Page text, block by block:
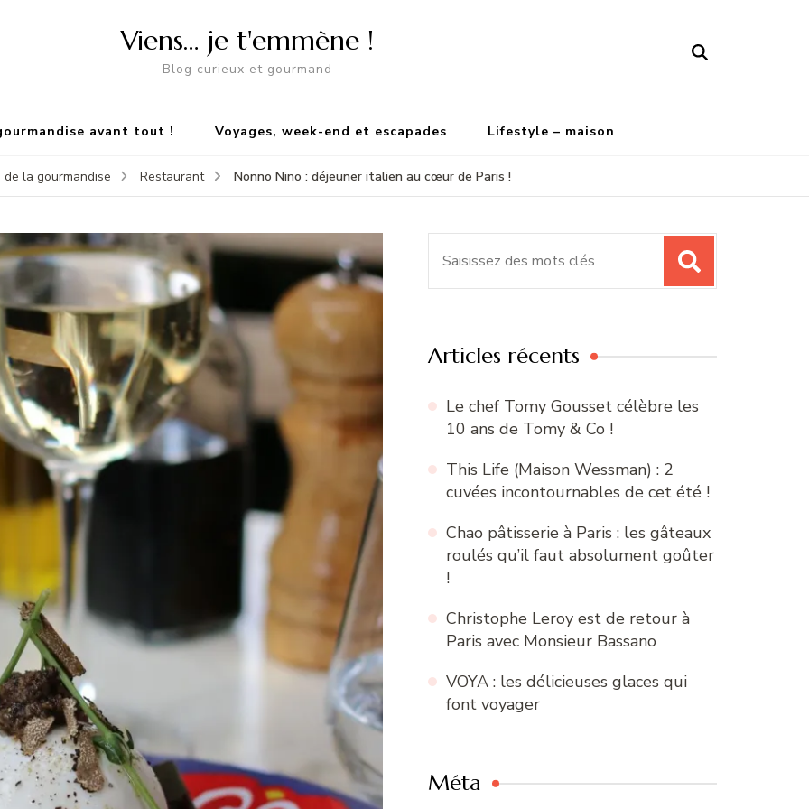
Viens… je t'emmène !
Blog curieux et gourmand
avant tout ! Voyages, week-end et escapades Lifestyle – maison
de la gourmandise Restaurant Nonno Nino : déjeuner italien au cœur de Paris !
Articles récents
Le chef Tomy Gousset célèbre les
10 ans de Tomy & Co !
This Life (Maison Wessman) : 2
cuvées incontournables de cet été !
Chao pâtisserie à Paris : les gâteaux
roulés qu’il faut absolument goûter
!
Christophe Leroy est de retour à
Paris avec Monsieur Bassano
VOYA : les délicieuses glaces qui
font voyager
Méta